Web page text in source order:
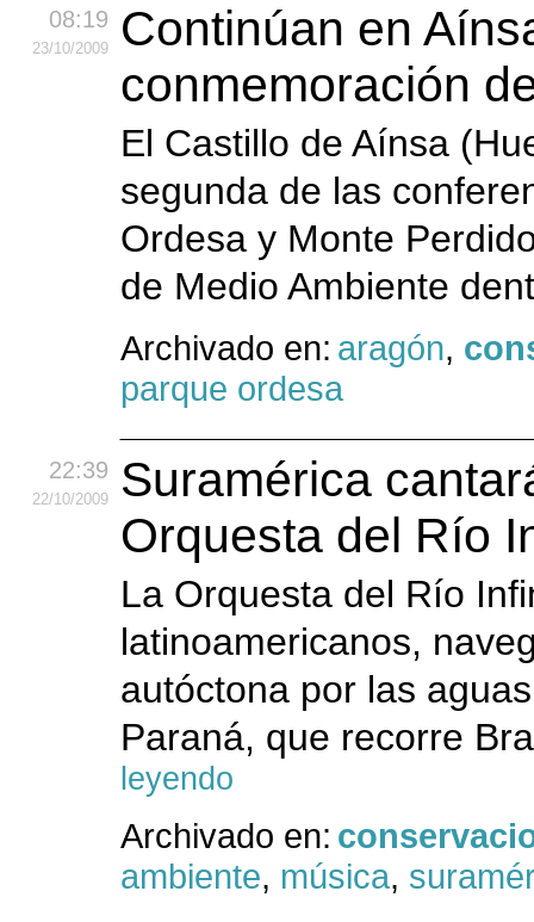
08:19
23/10/2009
Continúan en
conmemoración
El Castillo de Aínsa
segunda de las
Ordesa y Monte
de Medio Ambiente
Archivado en: aragón,
parque ordesa
22:39
22/10/2009
Suramérica
Orquesta del Río
La Orquesta del Río
latinoamericanos,
autóctona por las
Paraná, que recorre
leyendo
Archivado en:
ambiente, música,